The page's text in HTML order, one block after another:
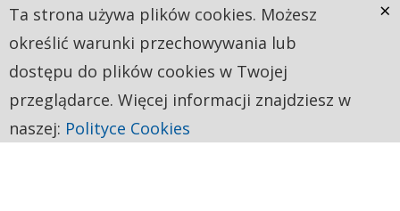
Ta strona używa plików cookies. Możesz
określić warunki przechowywania lub
dostępu do plików cookies w Twojej
przeglądarce. Więcej informacji znajdziesz w
naszej: Polityce Cookies
×